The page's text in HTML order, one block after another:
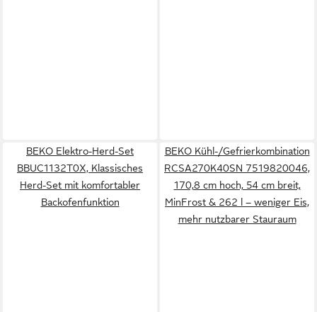
BEKO Elektro-Herd-Set
BBUC1132T0X, Klassisches
Herd-Set mit komfortabler
Backofenfunktion
BEKO Kühl-/Gefrierkombination
RCSA270K40SN 7519820046,
170,8 cm hoch, 54 cm breit,
MinFrost & 262 l – weniger Eis,
mehr nutzbarer Stauraum